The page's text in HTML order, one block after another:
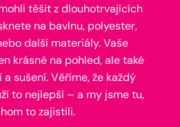
těšit z dlouhotrvajících
na bavlnu, polyester,
další materiály. Vaše
krásné na pohled, ale také
sušení. Věříme, že každý
to nejlepší – a my jsme tu,
to zajistili.